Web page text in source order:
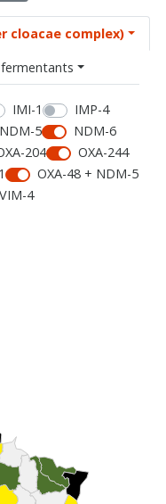
cloacae complex)
IMI-1
IMP-4
NDM-5
NDM-6
204
OXA-244
OXA-48 + NDM-5
VIM-4